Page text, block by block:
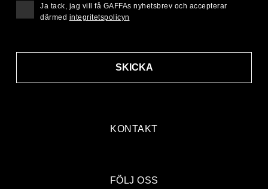
KONTAKT
SKICKA
Ja tack, jag vill få GAFFAs nyhetsbrev och accepterar
därmed integritetspolicyn
FÖLJ OSS